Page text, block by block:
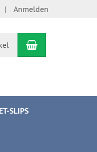
Anmelden
Warenkorb
SLIPS